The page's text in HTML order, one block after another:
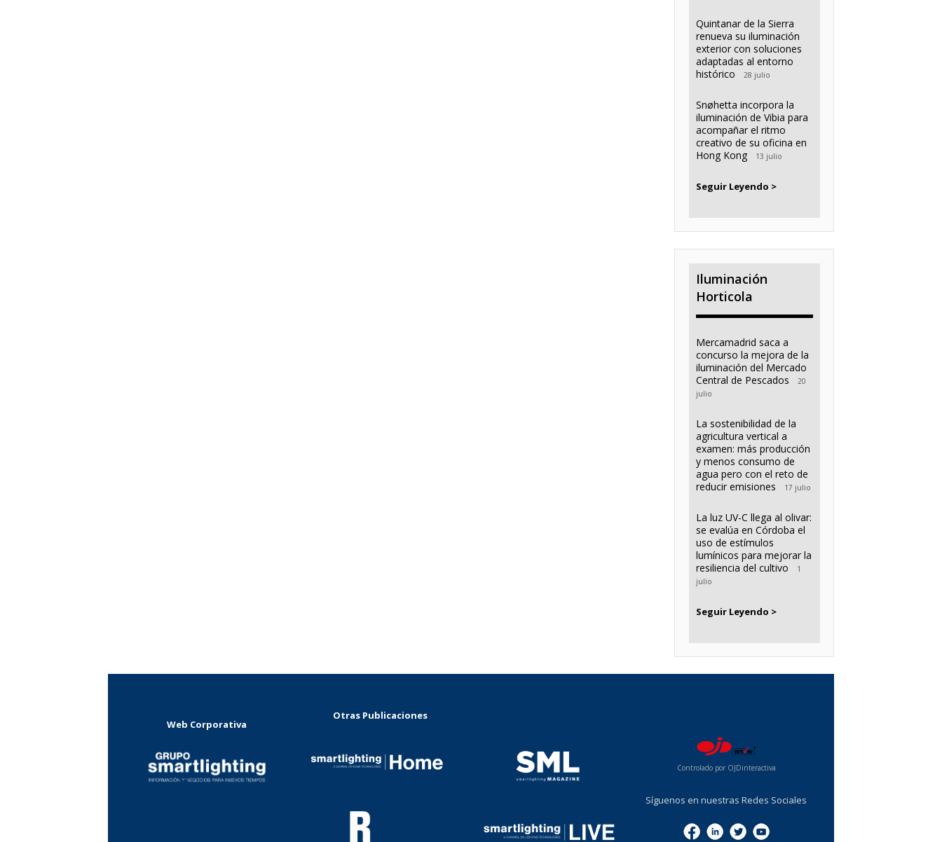
Quintanar de la Sierra
renueva su iluminación
exterior con soluciones
adaptadas al entorno
histórico
28 julio
Snøhetta incorpora la
iluminación de Vibia para
acompañar el ritmo
creativo de su oficina en
Hong Kong
13 julio
Seguir Leyendo >
Iluminación
Horticola
Mercamadrid saca a
concurso la mejora de la
iluminación del Mercado
Central de Pescados
20
julio
La sostenibilidad de la
agricultura vertical a
examen: más producción
y menos consumo de
agua pero con el reto de
reducir emisiones
17 julio
La luz UV-C llega al olivar:
se evalúa en Córdoba el
uso de estímulos
lumínicos para mejorar la
resiliencia del cultivo
1
julio
Seguir Leyendo >
Web Corporativa
Otras Publicaciones
Controlado por OJDinteractiva
Síguenos en nuestras Redes Sociales